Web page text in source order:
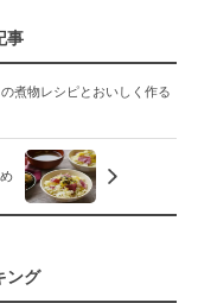
事
煮物レシピとおいしく作る
ング